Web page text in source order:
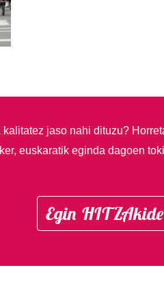
jaso nahi dituzu?
euskaratik eginda dagoen
Egin HITZAkide